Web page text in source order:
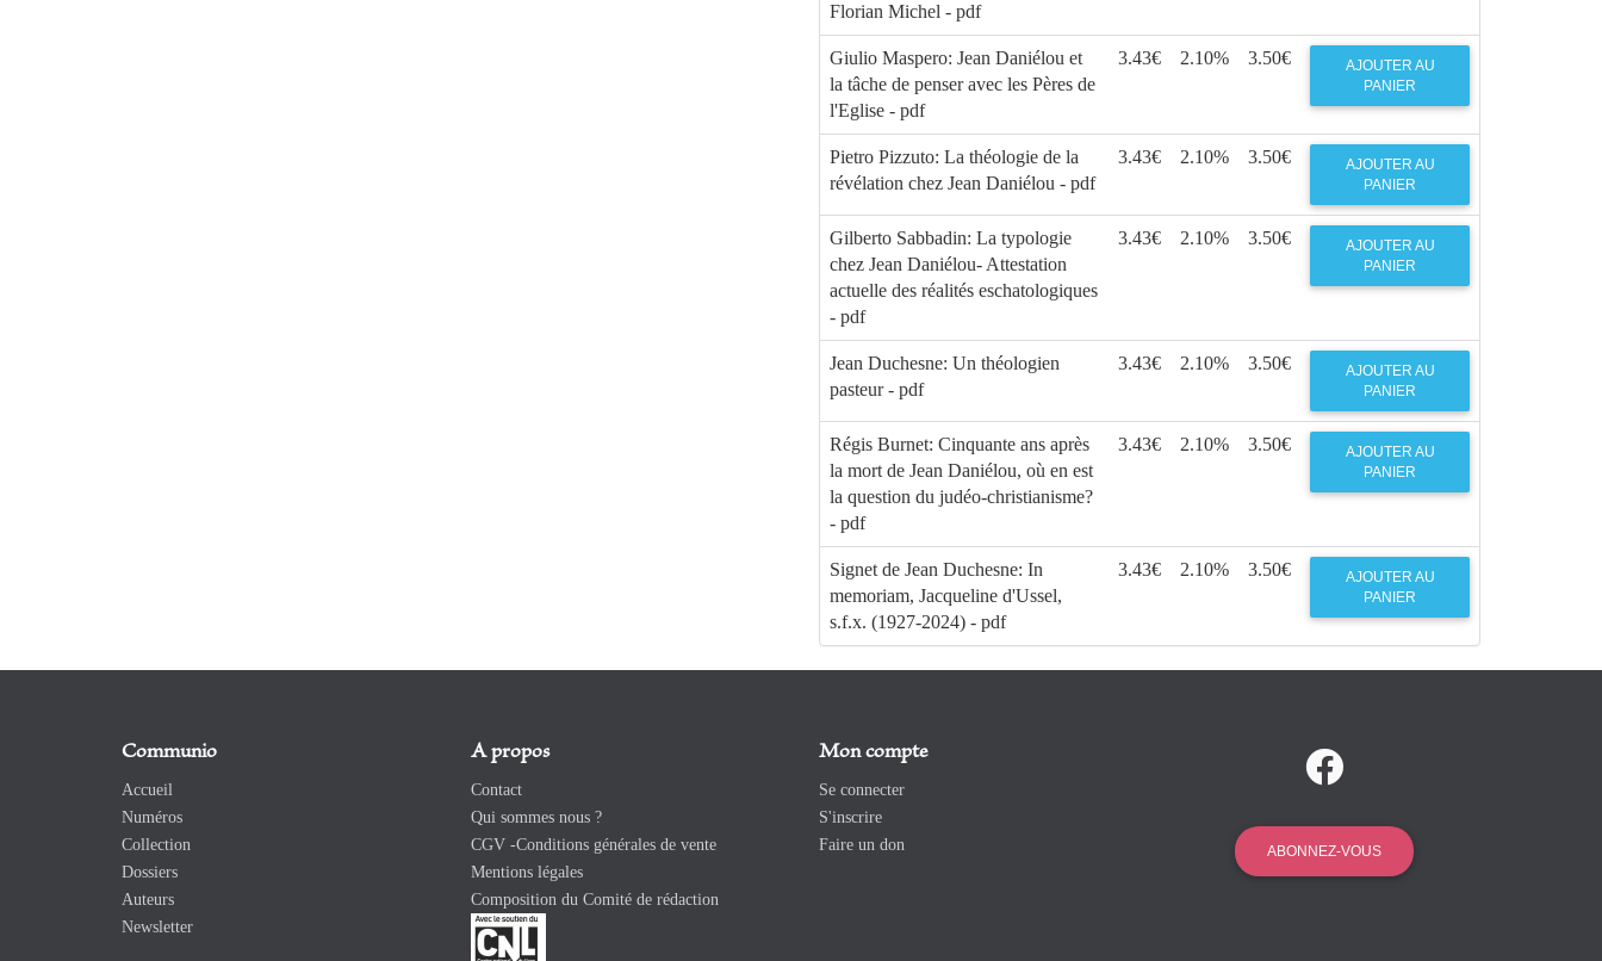
Florian Michel - pdf
Giulio Maspero: Jean Daniélou et
la tâche de penser avec les Pères de
l'Eglise - pdf
3.43€ 2.10% 3.50€
AJOUTER AU
PANIER
Pietro Pizzuto: La théologie de la
révélation chez Jean Daniélou - pdf
3.43€ 2.10% 3.50€
AJOUTER AU
PANIER
Gilberto Sabbadin: La typologie
chez Jean Daniélou- Attestation
actuelle des réalités eschatologiques
- pdf
3.43€ 2.10% 3.50€
AJOUTER AU
PANIER
Jean Duchesne: Un théologien
pasteur - pdf
3.43€ 2.10% 3.50€
AJOUTER AU
PANIER
Régis Burnet: Cinquante ans après
la mort de Jean Daniélou, où en est
la question du judéo-christianisme?
- pdf
3.43€ 2.10% 3.50€
AJOUTER AU
PANIER
Signet de Jean Duchesne: In
memoriam, Jacqueline d'Ussel,
s.f.x. (1927-2024) - pdf
3.43€ 2.10% 3.50€
AJOUTER AU
PANIER
Communio
Accueil
Numéros
Collection
Dossiers
Auteurs
Newsletter
A propos
Contact
Qui sommes nous ?
CGV -Conditions générales de vente
Mentions légales
Composition du Comité de rédaction
Mon compte
Se connecter
S'inscrire
Faire un don
ABONNEZ-VOUS